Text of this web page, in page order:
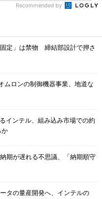
Recommended by
固定」は禁物 締結部設計で押さ
ムロンの制御機器事業、地道な
インテル、組み込み市場での約
か
期が遅れる不思議、「納期順守
タの量産開発へ、インテルの